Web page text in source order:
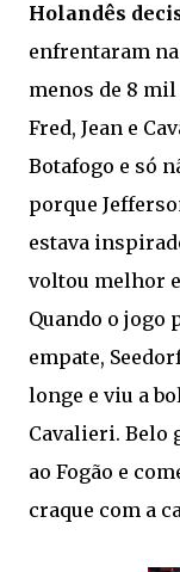
Holandês
enfrentaram
menos de 8
Fred, Jean e
Botafogo e só
porque
estava
voltou melhor
Quando o jogo
empate,
longe e viu a
Cavalieri. Belo
ao Fogão e
craque com a